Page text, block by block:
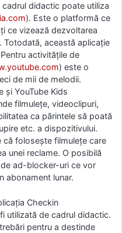
didactic poate utiliza
). Este o platformă ce
ce vizează dezvoltarea
Totodată, această aplicație
activitățile de
) este o
de mii de melodii.
și YouTube Kids
filmulețe, videoclipuri,
ca părintele să poată
etc. a dispozitivului.
că folosește filmulețe care
unei reclame. O posibilă
ad-blocker-uri ce vor
abonament lunar.
Checkin
utilizată de cadrul didactic.
pentru a destinde